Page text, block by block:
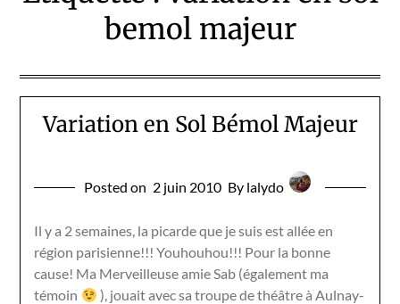
bemol majeur
Variation en Sol Bémol Majeur
Posted on 2 juin 2010 By lalydo
Il y a 2 semaines, la picarde que je suis est allée en
région parisienne!!! Youhouhou!!! Pour la bonne
cause! Ma Merveilleuse amie Sab (également ma
témoin
), jouait avec sa troupe de théâtre à Aulnay-